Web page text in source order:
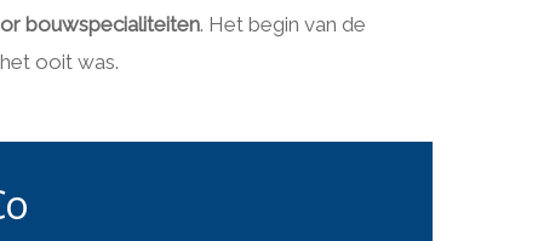
bouwspecialiteiten. Het begin van de
ooit was.